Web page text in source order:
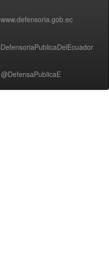
www.defensoria.gob.ec
DefensoriaPublicaDelEcuador
@DefensaPublicaE